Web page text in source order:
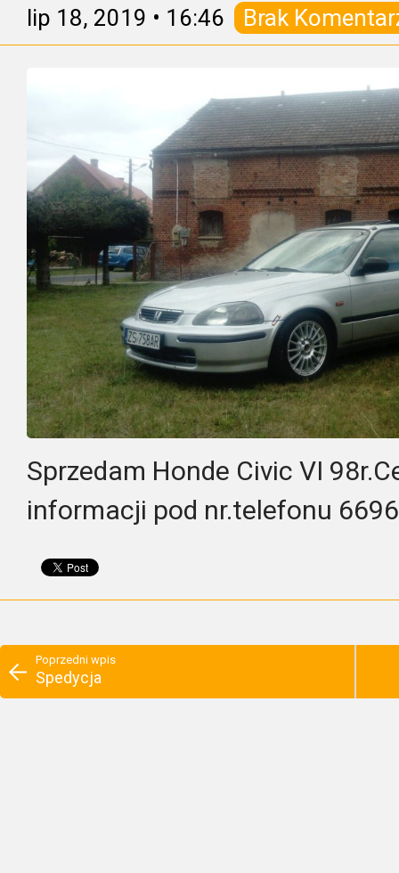
lip 18, 2019 • 16:46 Brak
Sprzedam Honde Civic VI
informacji pod nr.telefonu
Poprzedni wpis
Spedycja